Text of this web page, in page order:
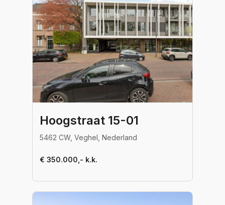
Hoogstraat 15-01
5462 CW, Veghel, Nederland
€ 350.000,- k.k.